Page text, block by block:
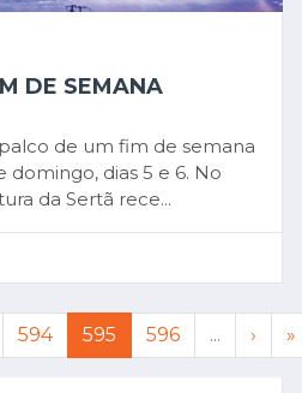
DE SEMANA
de um fim de semana
domingo, dias 5 e 6. No
da Sertã rece...
594 595 596 ... › »